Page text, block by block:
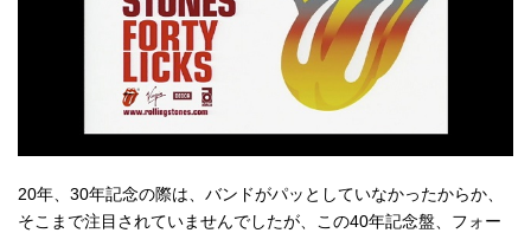
20年、30年記念の際は、バンドがパッとしていなかったからか、
そこまで注目されていませんでしたが、この40年記念盤、フォー